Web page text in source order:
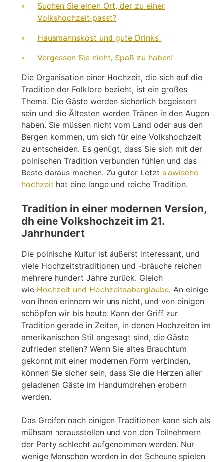
Suchen Sie einen Ort, der zu einer
Volkshochzeit passt?
Hausmannskost und gute Drinks
Vergessen Sie nicht, Spaß zu haben!
Die Organisation einer Hochzeit, die sich auf die
Tradition der Folklore bezieht, ist ein großes
Thema. Die Gäste werden sicherlich begeistert
sein und die Ältesten werden Tränen in den Augen
haben. Sie müssen nicht vom Land oder aus den
Bergen kommen, um sich für eine Volkshochzeit
zu entscheiden. Es genügt, dass Sie sich mit der
polnischen Tradition verbunden fühlen und das
Beste daraus machen. Zu guter Letzt slawische
hochzeit hat eine lange und reiche Tradition.
Tradition in einer modernen Version,
dh eine Volkshochzeit im 21.
Jahrhundert
Die polnische Kultur ist äußerst interessant, und
viele Hochzeitstraditionen und -bräuche reichen
mehrere hundert Jahre zurück. Gleich
wie Hochzeit und Hochzeitsaberglaube. An einige
von ihnen erinnern wir uns nicht, und von einigen
schöpfen wir bis heute. Kann der Griff zur
Tradition gerade in Zeiten, in denen Hochzeiten im
amerikanischen Stil angesagt sind, die Gäste
zufrieden stellen? Wenn Sie altes Brauchtum
gekonnt mit einer modernen Form verbinden,
können Sie sicher sein, dass Sie die Herzen aller
geladenen Gäste im Handumdrehen erobern
werden.
Das Greifen nach einigen Traditionen kann sich als
mühsam herausstellen und von den Teilnehmern
der Party schlecht aufgenommen werden. Nur
wenige Menschen werden in der Scheune spielen